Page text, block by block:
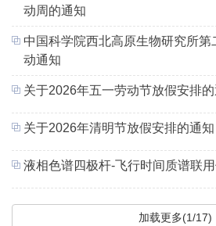
动周的通知
中国科学院西北高原生物研究所
动通知
关于2026年五一劳动节放假安排
关于2026年清明节放假安排的通知
液相色谱四极杆-飞行时间质谱联
加载更多(1/17)